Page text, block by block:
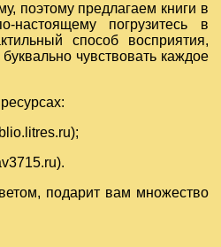
поэтому предлагаем книги в
погрузитесь в
способ восприятия,
чувствовать каждое
).
подарит вам множество